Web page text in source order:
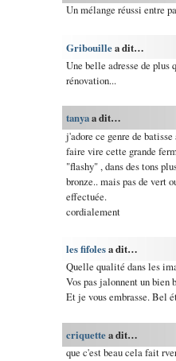
Un mélange réussi entre
Gribouillea dit…
Une belle adresse de plus
rénovation...
tanyaa dit…
j'adore ce genre de
faire vire cette grande
"flashy" , dans des tons
bronze.. mais pas de vert
effectuée.
cordialement
les fifolesa dit…
Quelle qualité dans les
Vos pas jalonnent un bien
Et je vous embrasse. Bel
criquettea dit…
que c'est beau cela fait